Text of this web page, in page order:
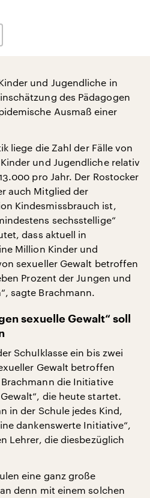
und Jugendliche in
des Pädagogen
Ausmaß einer
liege die Zahl der Fälle von
und Jugendliche relativ
pro Jahr. Der Rostocker
auch Mitglied der
Kindesmissbrauch ist,
sechsstellige“
dass aktuell in
Million Kinder und
sexueller Gewalt betroffen
Prozent der Jungen und
sagte Brachmann.
sexuelle Gewalt“ soll
Schulklasse ein bis zwei
Gewalt betroffen
die Initiative
die heute startet.
in der Schule jedes Kind,
dankenswerte Initiative“,
Lehrer, die diesbezüglich
eine ganz große
denn mit einem solchen